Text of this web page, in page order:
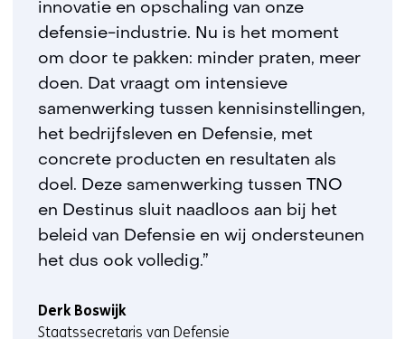
innovatie en opschaling van onze
defensie-industrie. Nu is het moment
om door te pakken: minder praten, meer
doen. Dat vraagt om intensieve
samenwerking tussen kennisinstellingen,
het bedrijfsleven en Defensie, met
concrete producten en resultaten als
doel. Deze samenwerking tussen TNO
en Destinus sluit naadloos aan bij het
beleid van Defensie en wij ondersteunen
het dus ook volledig.”
Derk Boswijk
Staatssecretaris van Defensie